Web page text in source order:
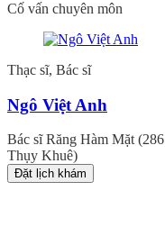
Cố vấn chuyên môn
Thạc sĩ, Bác sĩ
Ngô Việt Anh
Bác sĩ Răng Hàm Mặt (286
Thụy Khuê)
Đặt lịch khám